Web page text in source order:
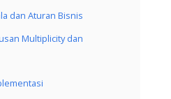
dan Aturan Bisnis
Multiplicity dan